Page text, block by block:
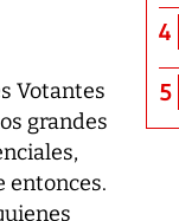
Votantes
grandes
entonces.
4
5